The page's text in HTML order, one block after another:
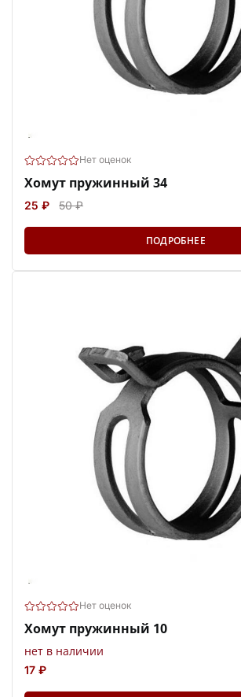
Нет оценок
Хомут пружинный 34
25 ₽ 50 ₽
ПОДРОБНЕЕ
Нет оценок
Хомут пружинный 10
нет в наличии
17 ₽